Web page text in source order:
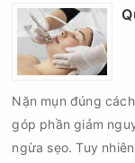
nếu chăm sóc
da sau nặn mụn
mà còn góp phần
biến chứng về sau.
Nặn mụn đúng
góp phần giảm
ngừa sẹo. Tuy